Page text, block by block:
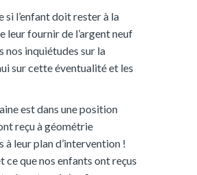
si l’enfant doit rester à la
leur fournir de l’argent neuf
nos inquiétudes sur la
sur cette éventualité et les
est dans une position
reçu à géométrie
à leur plan d’intervention !
ce que nos enfants ont reçus